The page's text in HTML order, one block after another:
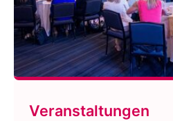
Veranstaltungen